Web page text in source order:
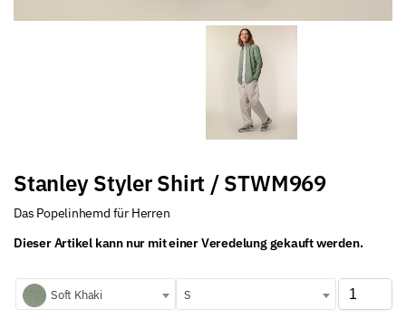
Stanley Styler Shirt / STWM969
Das Popelinhemd für Herren
Dieser Artikel kann nur mit einer Veredelung gekauft werden.
Soft Khaki S